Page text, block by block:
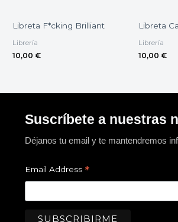
Libreta F*cking Brilliant
Librería
10,00 €
Libreta
Librería
10,00 €
Suscríbete a nuestras
Déjanos tu email y te mantendremos
Email Address *